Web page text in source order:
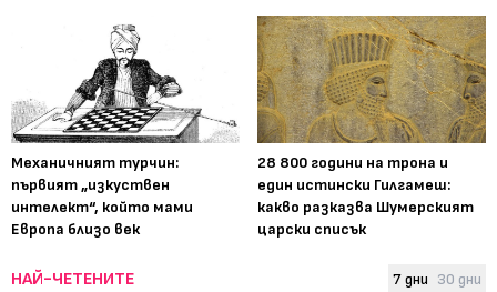
Механичният турчин:
първият „изкуствен
интелект“, който мами
Европа близо век
28 800 години на трона и
един истински Гилгамеш:
какво разказва Шумерският
царски списък
НАЙ-ЧЕТЕНИТЕ 7 дни 30 дни